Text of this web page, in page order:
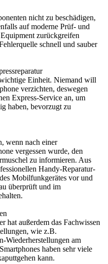
nicht zu beschädigen,
auf moderne Prüf- und
zurückgreifen
schnell und sauber
Einheit. Niemand will
verzichten, deswegen
Express-Service an, um
haben, bevorzugt zu
wenn nach einer
vergessen wurde, den
zu informieren. Aus
Handy-Reparatur-
Mobilfunkgerätes vor und
überprüft und im
hat außerdem das Fachwissen
wie z.B.
Wiederherstellungen am
haben sehr viele
kann.